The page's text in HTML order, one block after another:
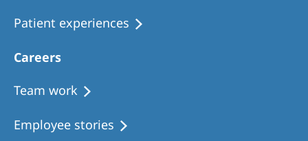
Patient experiences
Careers
Team work
Employee stories